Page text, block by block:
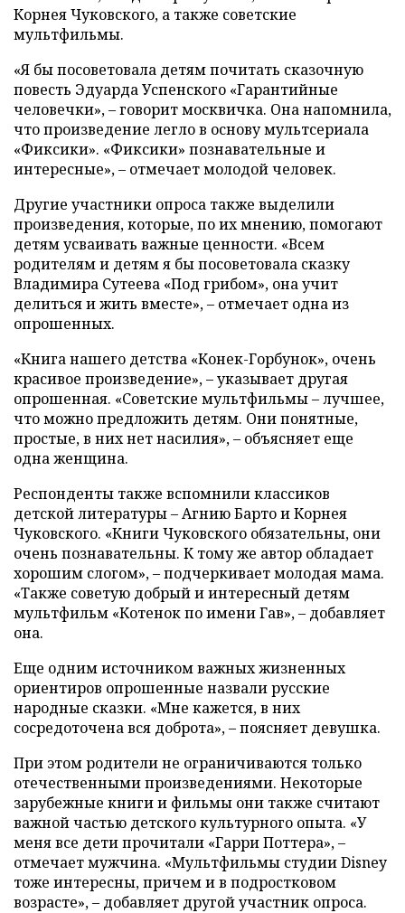
Корнея Чуковского, а также советские
мультфильмы.
«Я бы посоветовала детям почитать сказочную
повесть Эдуарда Успенского «Гарантийные
человечки», – говорит москвичка. Она напомнила,
что произведение легло в основу мультсериала
«Фиксики». «Фиксики» познавательные и
интересные», – отмечает молодой человек.
Другие участники опроса также выделили
произведения, которые, по их мнению, помогают
детям усваивать важные ценности. «Всем
родителям и детям я бы посоветовала сказку
Владимира Сутеева «Под грибом», она учит
делиться и жить вместе», – отмечает одна из
опрошенных.
«Книга нашего детства «Конек-Горбунок», очень
красивое произведение», – указывает другая
опрошенная. «Советские мультфильмы – лучшее,
что можно предложить детям. Они понятные,
простые, в них нет насилия», – объясняет еще
одна женщина.
Респонденты также вспомнили классиков
детской литературы – Агнию Барто и Корнея
Чуковского. «Книги Чуковского обязательны, они
очень познавательны. К тому же автор обладает
хорошим слогом», – подчеркивает молодая мама.
«Также советую добрый и интересный детям
мультфильм «Котенок по имени Гав», – добавляет
она.
Еще одним источником важных жизненных
ориентиров опрошенные назвали русские
народные сказки. «Мне кажется, в них
сосредоточена вся доброта», – поясняет девушка.
При этом родители не ограничиваются только
отечественными произведениями. Некоторые
зарубежные книги и фильмы они также считают
важной частью детского культурного опыта. «У
меня все дети прочитали «Гарри Поттера», –
отмечает мужчина. «Мультфильмы студии Disney
тоже интересны, причем и в подростковом
возрасте», – добавляет другой участник опроса.